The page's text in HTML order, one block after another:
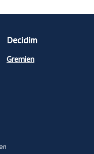
Decidim
Gremien